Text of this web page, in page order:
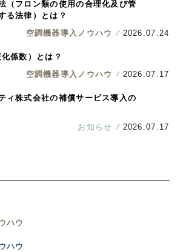
（フロン類の使用の合理化及び管
る法律）とは？
空調機器導入ノウハウ
2026.07.24
係数）とは？
空調機器導入ノウハウ
2026.07.17
ィ株式会社の補償サービス導入の
お知らせ
2026.07.17
ハウ
ハウ